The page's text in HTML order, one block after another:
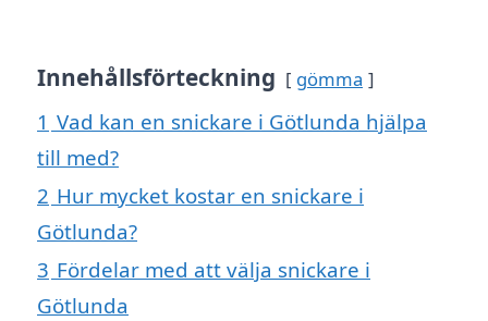
Innehållsförteckning gömma
1 Vad kan en snickare i Götlunda hjälpa
till med?
2 Hur mycket kostar en snickare i
Götlunda?
3 Fördelar med att välja snickare i
Götlunda